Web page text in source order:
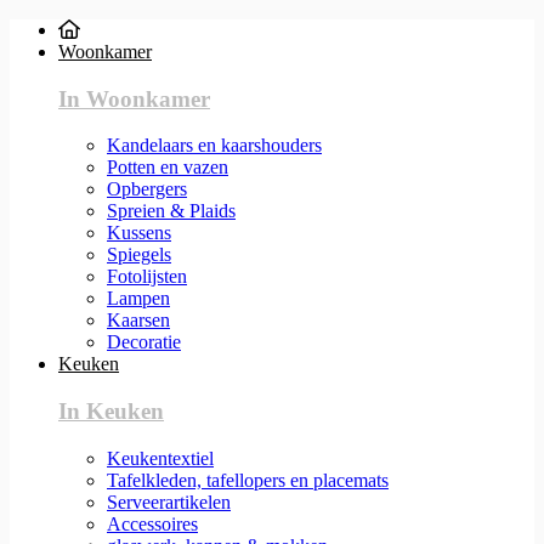
Woonkamer
In Woonkamer
Kandelaars en kaarshouders
Potten en vazen
Opbergers
Spreien & Plaids
Kussens
Spiegels
Fotolijsten
Lampen
Kaarsen
Decoratie
Keuken
In Keuken
Keukentextiel
Tafelkleden, tafellopers en placemats
Serveerartikelen
Accessoires